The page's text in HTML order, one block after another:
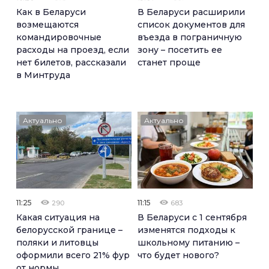
Как в Беларуси
возмещаются
командировочные
расходы на проезд, если
нет билетов, рассказали
в Минтруда
В Беларуси расширили
список документов для
въезда в пограничную
зону – посетить ее
станет проще
Актуально
11:25 290
Какая ситуация на
белорусской границе –
поляки и литовцы
оформили всего 21% фур
Актуально
11:15 683
В Беларуси с 1 сентября
изменятся подходы к
школьному питанию –
что будет нового?